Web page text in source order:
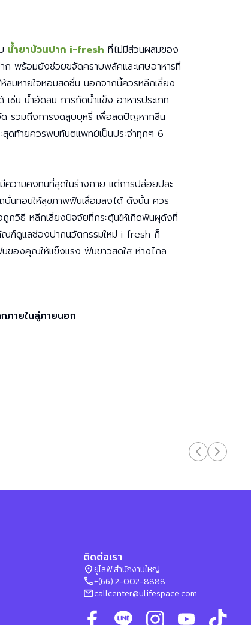
น้ำยาบ้วนปาก i-fresh ที่ไม่มีส่วนผสมของ
ก พร้อมยังช่วยขจัดคราบพลัคและเศษอาหารที่
ลมหายใจหอมสดชื่น นอกจากนี้ควรหลีกเลี่ยง
เช่น น้ำอัดลม การกัดน้ำแข็ง อาหารประเภท
ด รวมถึงการงดสูบบุหรี่ เพื่อลดปัญหากลิ่น
ดท้ายควรพบทันตแพทย์เป็นประจำทุกๆ 6
ความคงทนที่สุดในร่างกาย แต่การปล่อยปละ
ถบั่นทอนให้สุขภาพฟันเสื่อมลงได้ ดังนั้น ควร
กวิธี หลีกเลี่ยงปัจจัยที่กระตุ้นให้เกิดฟันผุดังที่
ฑ์ดูแลช่องปากนวัตกรรมใหม่ i-fresh ก็
ของคุณให้แข็งแรง ฟันขาวสดใส ห่างไกล
ภายในสู่ภายนอก
ติดต่อเรา
location_onยูไลฟ์ สำนักงานใหญ่
phone+(66) 2-002-8888
mailcallcenter@ulifespace.com